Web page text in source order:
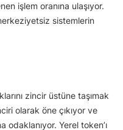
işlem oranına ulaşıyor.
sistemlerin
zincir üstüne taşımak
olarak öne çıkıyor ve
Yerel token’ı